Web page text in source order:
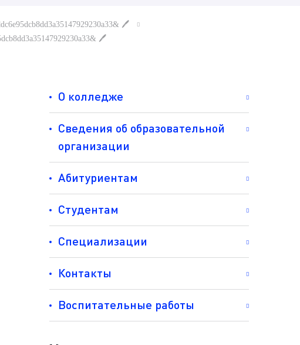
🖊
🖊
О колледже
Сведения об образовательной
организации
Абитуриентам
Студентам
Специализации
Контакты
Воспитательные работы